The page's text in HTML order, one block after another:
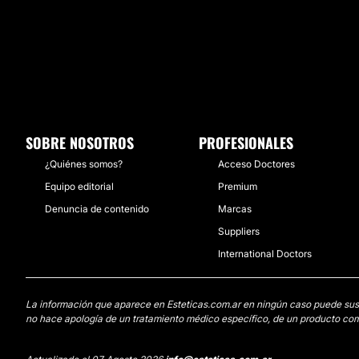
SOBRE NOSOTROS
¿Quiénes somos?
Equipo editorial
Denuncia de contenido
PROFESIONALES
Acceso Doctores
Premium
Marcas
Suppliers
International Doctors
La información que aparece en Esteticas.com.ar en ningún caso puede
no hace apología de un tratamiento médico específico, de un producto